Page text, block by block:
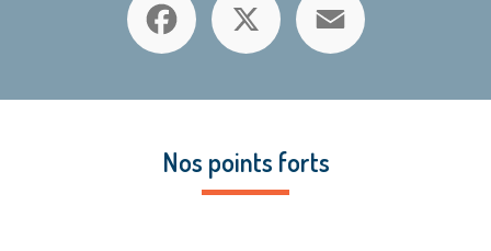
Nos points forts